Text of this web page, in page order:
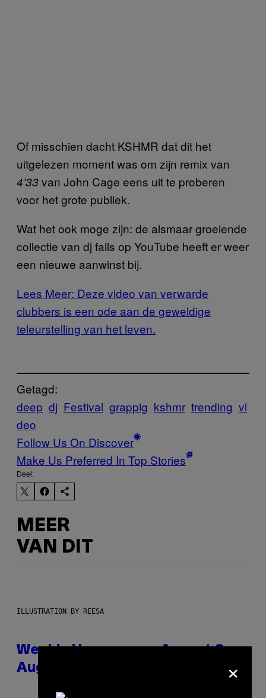
Of misschien dacht KSHMR dat dit het
uitgelezen moment was om zijn remix van
4’33van John Cage eens uit te proberen
voor het grote publiek.
Wat het ook moge zijn: de alsmaar groeiende
collectie van dj fails op YouTube heeft er weer
een nieuwe aanwinst bij.
Lees Meer: Deze video van verwarde
clubbers is een ode aan de geweldige
teleurstelling van het leven.
Getagd:
deep dj Festival grappig kshmr trending vi
deo
Follow Us On Discover
Make Us Preferred In Top Stories
Deel:
MEER
VAN DIT
ILLUSTRATION BY REESA
Weekly Horoscope: August 9-
August 15
×